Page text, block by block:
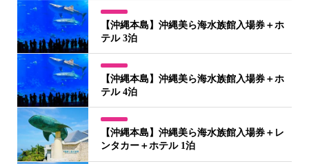
【沖縄本島】沖縄美ら海水族館入場券＋ホ
テル 3泊
【沖縄本島】沖縄美ら海水族館入場券＋ホ
テル 4泊
【沖縄本島】沖縄美ら海水族館入場券＋レ
ンタカー＋ホテル 1泊